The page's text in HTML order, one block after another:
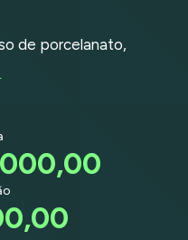
de porcelanato,